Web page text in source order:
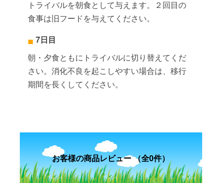
トライバルを朝食として与えます。２回目の
食事は旧フードを与えてください。
7日目
朝・夕食ともにトライバルに切り替えてくだ
さい。消化不良を起こしやすい場合は、移行
期間を長くしてください。
お客様の商品レビュー （全0件）